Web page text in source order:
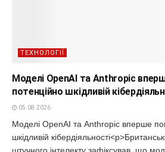
ТЕХНОЛОГІЇ
Моделі OpenAI та Anthropic
потенційно шкідливій
05.08.2026
Моделі OpenAI та Anthropic вперше
шкідливій